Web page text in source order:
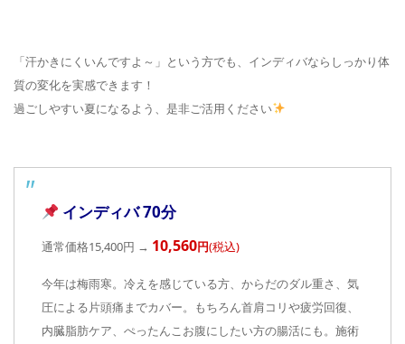
「汗かきにくいんですよ～」という方でも、インディバならしっかり体
質の変化を実感できます！
過ごしやすい夏になるよう、是非ご活用ください
インディバ 70分
通常価格15,400円 → 10,560円(税込)
今年は梅雨寒。冷えを感じている方、からだのダル重さ、気
圧による片頭痛までカバー。もちろん首肩コリや疲労回復、
内臓脂肪ケア、ぺったんこお腹にしたい方の腸活にも。施術